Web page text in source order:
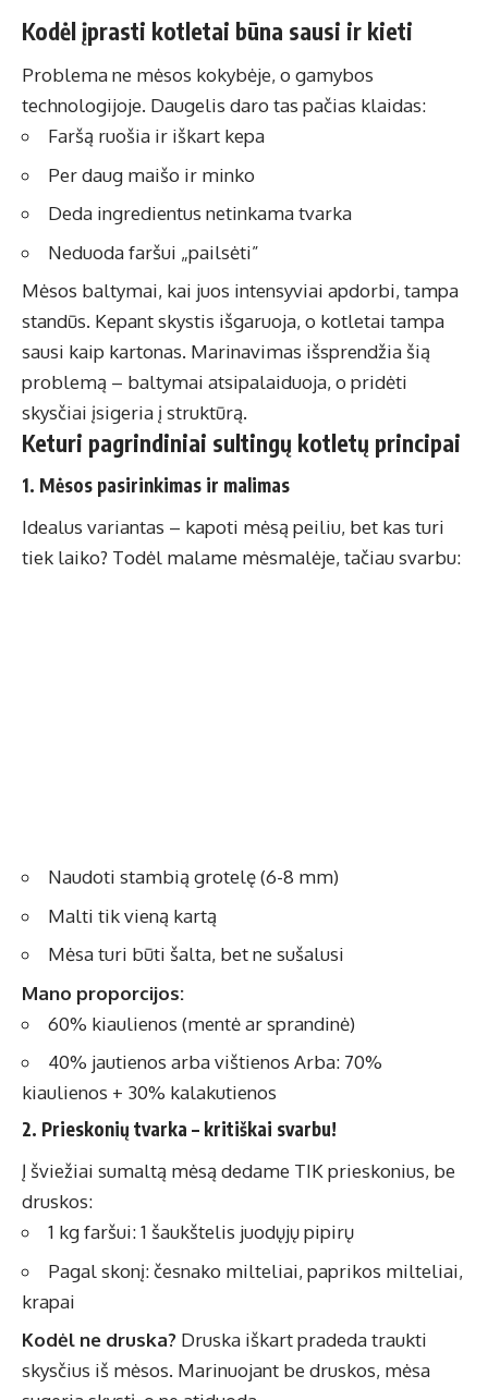
Kodėl įprasti kotletai būna sausi ir kieti
Problema ne mėsos kokybėje, o gamybos
technologijoje. Daugelis daro tas pačias klaidas:
Faršą ruošia ir iškart kepa
Per daug maišo ir minko
Deda ingredientus netinkama tvarka
Neduoda faršui „pailsėti”
Mėsos baltymai, kai juos intensyviai apdorbi, tampa
standūs. Kepant skystis išgaruoja, o kotletai tampa
sausi kaip kartonas. Marinavimas išsprendžia šią
problemą – baltymai atsipalaiduoja, o pridėti
skysčiai įsigeria į struktūrą.
Keturi pagrindiniai sultingų kotletų principai
1. Mėsos pasirinkimas ir malimas
Idealus variantas – kapoti mėsą peiliu, bet kas turi
tiek laiko? Todėl malame mėsmalėje, tačiau svarbu:
Naudoti stambią grotelę (6-8 mm)
Malti tik vieną kartą
Mėsa turi būti šalta, bet ne sušalusi
Mano proporcijos:
60% kiaulienos (mentė ar sprandinė)
40% jautienos arba vištienos Arba: 70%
kiaulienos + 30% kalakutienos
2. Prieskonių tvarka – kritiškai svarbu!
Į šviežiai sumaltą mėsą dedame TIK prieskonius, be
druskos:
1 kg faršui: 1 šaukštelis juodųjų pipirų
Pagal skonį: česnako milteliai, paprikos milteliai,
krapai
Kodėl ne druska? Druska iškart pradeda traukti
skysčius iš mėsos. Marinuojant be druskos, mėsa